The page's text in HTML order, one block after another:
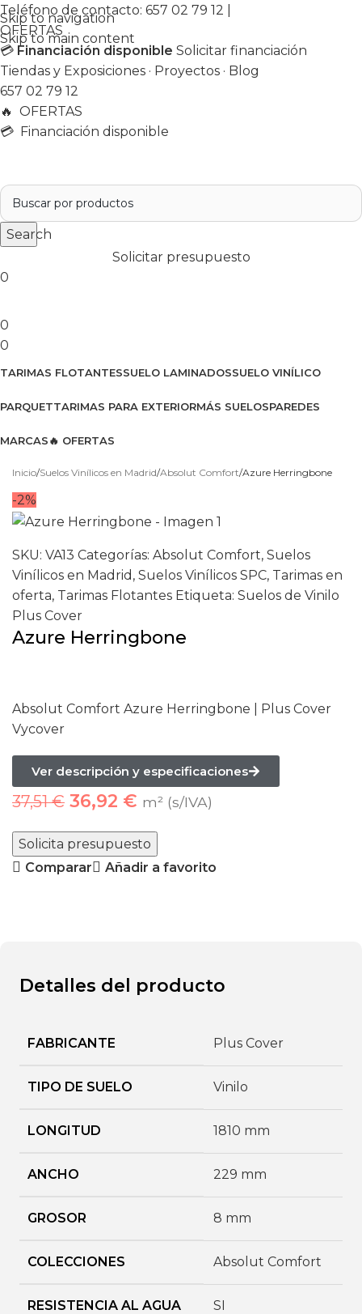
Skip to navigation
Skip to main content
Teléfono de contacto: 657 02 79 12
OFERTAS
💳 Financiación disponible Solicitar financiación
Tiendas y Exposiciones · Proyectos · Blog
657 02 79 12
🔥 OFERTAS
💳 Financiación disponible
Search
Solicitar presupuesto
0
0
0
TARIMAS FLOTANTESSUELO LAMINADOSSUELO VINÍLICO
PARQUETTARIMAS PARA EXTERIORMÁS SUELOSPAREDES
MARCAS🔥 OFERTAS
Ver catálogo 2026
Inicio Suelos Vinílicos en Madrid Absolut Comfort Azure Herringbone
-2%
SKU: VA13 Categorías: Absolut Comfort, Suelos
Vinílicos en Madrid , Suelos Vinílicos SPC, Tarimas en
oferta, Tarimas Flotantes Etiqueta: Suelos de Vinilo
Plus Cover
Azure Herringbone
Absolut Comfort Azure Herringbone | Plus Cover
Vycover
Ver descripción y especificaciones
37,51€ 36,92 € m² (s/IVA)
Solicita presupuesto
Comparar
Añadir a favorito
Detalles del producto
FABRICANTE Plus Cover
TIPO DE SUELO Vinilo
LONGITUD 1810 mm
ANCHO 229 mm
GROSOR 8 mm
COLECCIONES Absolut Comfort
RESISTENCIA AL AGUA SI